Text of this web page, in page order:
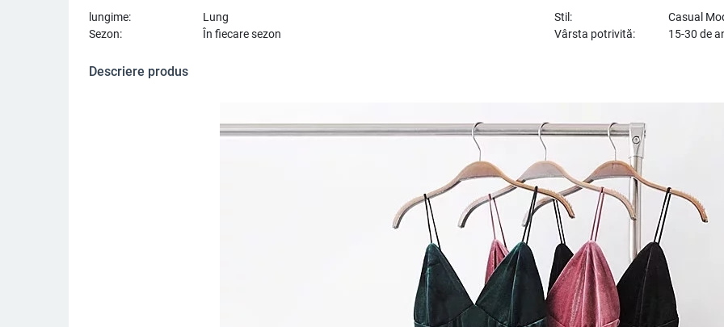
lungime: Lung Stil:
Casual
Sezon:
În fiecare sezon Vârsta potrivită: 15-30 de
Descriere produs